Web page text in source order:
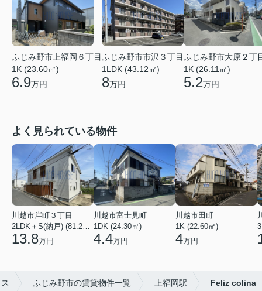
ふじみ野市上福岡６丁目
1K (23.60㎡)
6.9万円
ふじみ野市市沢３丁目
1LDK (43.12㎡)
8万円
ふじみ野市大原２丁
1K (26.11㎡)
5.2万円
よく見られている物件
川越市岸町３丁目
13.8万円
川越市富士見町
1DK (24.30㎡)
4.4万円
川越市田町
1K (22.60㎡)
4万円
ふじみ野市の賃貸物件一覧 上福岡駅 Feliz colina